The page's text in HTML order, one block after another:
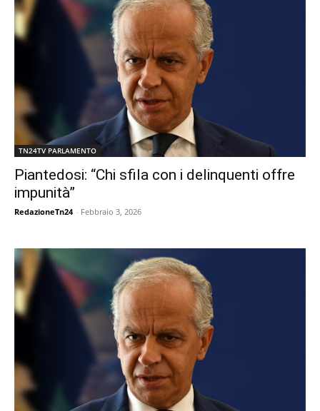
TN24TV PARLAMENTO
Piantedosi: “Chi sfila con i delinquenti offre
impunità”
RedazioneTn24 - Febbraio 3, 2026